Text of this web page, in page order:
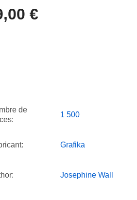
€
de
1 500
Grafika
Josephine Wall